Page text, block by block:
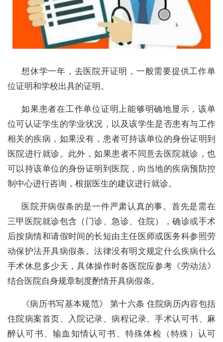
想休学一年，去医院开证明，一般需要提供工作单
位证明和学校出具的证明。
如果患者在工作单位证明上能够明确地显示，该单
位可认证学生的学业状况，以及该学生是否患有与工作
相关的疾病，如果没有，患者可持该单位的身份证明到
医院进行就诊。此外，如果患者不同意去医院就诊，也
可以持该单位的身份证明到医院，向当地的疾病预防控
制中心进行咨询，根据医生的建议进行就诊。
医院开病假条的是一件严肃认真的事。首先是需在
三甲医院就诊包含（门诊、急诊、住院），确诊或手术
后按病情和请假时间的长短由主任医师或医务科参照劳
动保护法开具病假条。法律没有明文规定什么疾病什么
手术休息多少天，具体操作时各医院应参考《劳动法》
结合医院自身规章制度酌情开具病假条。
《病历书写基本规范》 第十六条 住院病历内容包括
住院病案首页、入院记录、病程记录、手术认可书、麻
醉认可书、输血知情认可书、特殊体检（特殊）认可